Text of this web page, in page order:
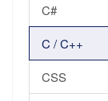
C#
C / C++
CSS